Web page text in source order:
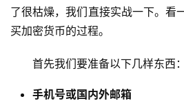
了很枯燥，我们直接实战一下。看
买加密货币的过程。
首先我们要准备以下几样东西：
手机号或国内外邮箱